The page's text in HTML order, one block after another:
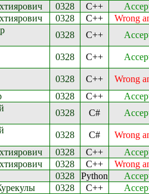
0328 C++
0328 C++
Wrong
0328 C++
0328 C++
0328 C++
Wrong
0328 C++
0328 C#
0328 C#
Wrong
0328 C++
0328 C++
Wrong
0328 Python
0328 C++